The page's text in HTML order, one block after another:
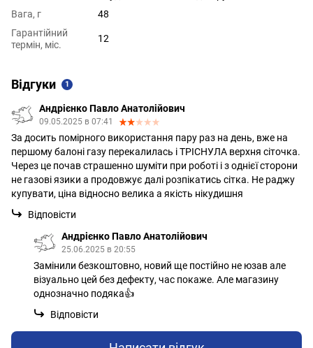
Вага, г
48
Гарантійний
термін, міс.
12
Відгуки 1
Андрієнко Павло Анатолійович
09.05.2025 в 07:41
За досить помірного використання пару раз на день, вже на
першому балоні газу перекалилась і ТРІСНУЛА верхня сіточка.
Через це почав страшенно шуміти при роботі і з однієї сторони
не газові язики а продовжує далі розпікатись сітка. Не раджу
купувати, ціна відносно велика а якість нікудишня
Відповісти
Андрієнко Павло Анатолійович
25.06.2025 в 20:55
Замінили безкоштовно, новий ще постійно не юзав але
візуально цей без дефекту, час покаже. Але магазину
однозначно подяка👍
Відповісти